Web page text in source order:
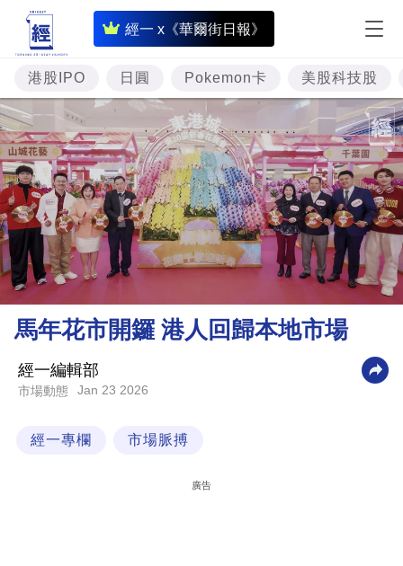
經一 x《華爾街日報》
即
時
財
經
專
題
投
資
樓
市
理
財
業
港股IPO 日圓 Pokemon卡 美股科技股
馬年花市開鑼 港人回歸本地市場
經一編輯部
市場動態 Jan 23 2026
經一專欄 市場脈搏
廣告